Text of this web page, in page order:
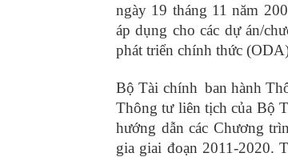
ngày 19 tháng 11 năm
áp dụng cho các dự án/
phát triển chính thức
Bộ Tài chính ban hành
Thông tư liên tịch của Bộ
hướng dẫn các Chương
gia giai đoạn 2011-2020.